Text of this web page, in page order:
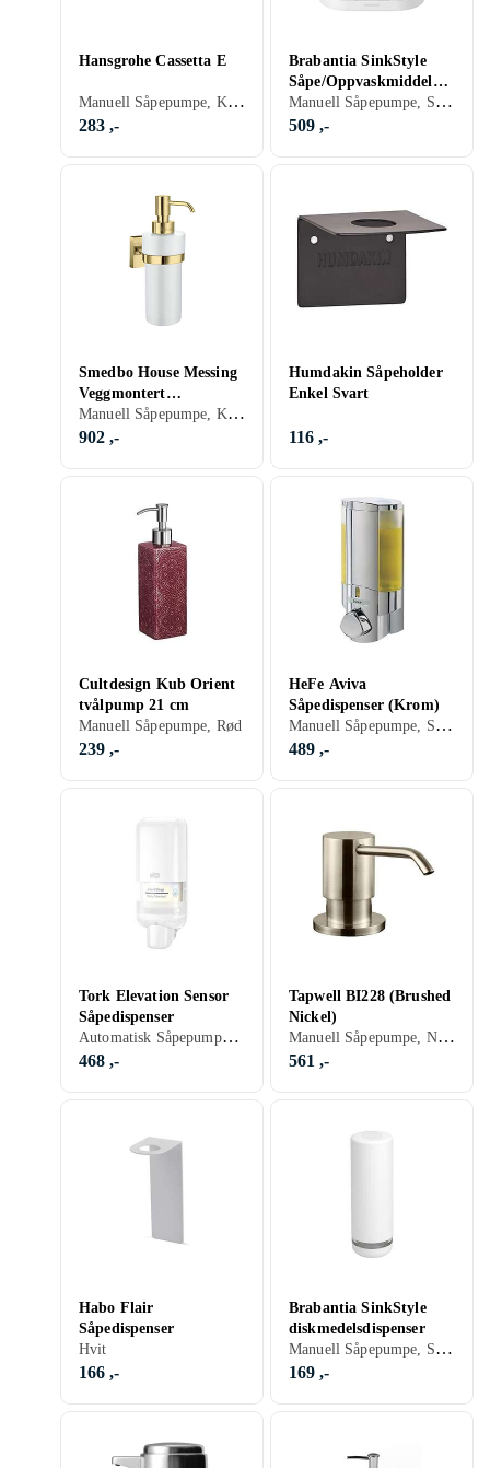
Hansgrohe Cassetta E
Manuell Såpepumpe, Krom
283 ,-
Brabantia SinkStyle
Såpe/Oppvaskmiddel
Dispenser Sett
Manuell Såpepumpe, Sort, Hvit, Grå
509 ,-
Smedbo House Messing
Veggmontert
Såpedispenser
Manuell Såpepumpe, Keramikk/Porselen, Messing
902 ,-
Humdakin Såpeholder
Enkel Svart
116 ,-
Cultdesign Kub Orient
tvålpump 21 cm
Manuell Såpepumpe, Rød
239 ,-
HeFe Aviva
Såpedispenser (Krom)
Manuell Såpepumpe, Sølv, Krom
489 ,-
Tork Elevation Sensor
Såpedispenser
Automatisk Såpepumpe, Hvit
468 ,-
Tapwell BI228 (Brushed
Nickel)
Manuell Såpepumpe, Nikkel
561 ,-
Habo Flair
Såpedispenser
Hvit
166 ,-
Brabantia SinkStyle
diskmedelsdispenser
Manuell Såpepumpe, Sort, Hvit, Grå
169 ,-